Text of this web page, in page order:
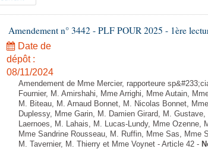
Amendement n° 3442 - PLF POUR 2025 - 1ère
Date de
dépôt :
08/11/2024
Amendement de Mme Mercier, rapporteure
Fournier, M. Amirshahi, Mme Arrighi, Mme Autain,
M. Biteau, M. Arnaud Bonnet, M. Nicolas Bonnet,
Duplessy, Mme Garin, M. Damien Girard, M.
Laernoes, M. Lahais, M. Lucas-Lundy, Mme
Mme Sandrine Rousseau, M. Ruffin, Mme Sas, Mme
M. Tavernier, M. Thierry et Mme Voynet - Article 42 -